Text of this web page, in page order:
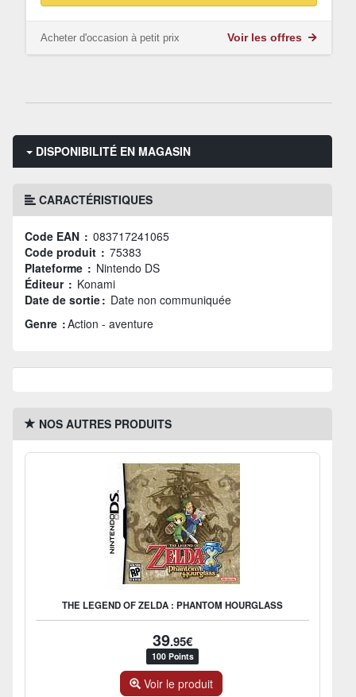
Acheter d'occasion à petit prix Voir les offres
DISPONIBILITÉ EN MAGASIN
CARACTÉRISTIQUES
Code EAN : 083717241065
Code produit : 75383
Plateforme : Nintendo DS
Éditeur : Konami
Date de sortie : Date non communiquée
Genre :Action - aventure
NOS AUTRES PRODUITS
THE LEGEND OF ZELDA : PHANTOM HOURGLASS
39.95€
100 Points
Voir le produit